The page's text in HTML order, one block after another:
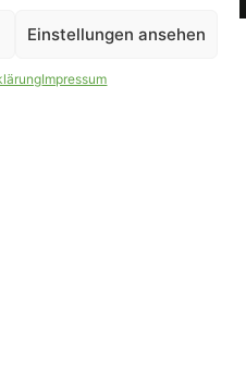
Einstellungen ansehen
Impressum